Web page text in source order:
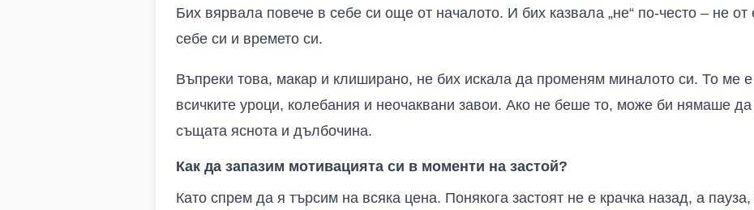
Бих вярвала повече в себе си още от началото. И бих казвала „не“ по-често – не
себе си и времето си.
Въпреки това, макар и клиширано, не бих искала да променям миналото си. То ме е
всичките уроци, колебания и неочаквани завои. Ако не беше то, може би нямаше да
същата яснота и дълбочина.
Как да запазим мотивацията си в моменти на застой?
Като спрем да я търсим на всяка цена. Понякога застоят не е крачка назад, а